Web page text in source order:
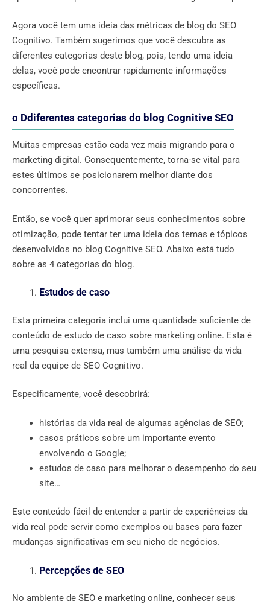
Agora você tem uma ideia das métricas de blog do SEO
Cognitivo. Também sugerimos que você descubra as
diferentes categorias deste blog, pois, tendo uma ideia
delas, você pode encontrar rapidamente informações
específicas.
o Ddiferentes categorias do blog Cognitive SEO
Muitas empresas estão cada vez mais migrando para o
marketing digital. Consequentemente, torna-se vital para
estes últimos se posicionarem melhor diante dos
concorrentes.
Então, se você quer aprimorar seus conhecimentos sobre
otimização, pode tentar ter uma ideia dos temas e tópicos
desenvolvidos no blog Cognitive SEO. Abaixo está tudo
sobre as 4 categorias do blog.
Estudos de caso
Esta primeira categoria inclui uma quantidade suficiente de
conteúdo de estudo de caso sobre marketing online. Esta é
uma pesquisa extensa, mas também uma análise da vida
real da equipe de SEO Cognitivo.
Especificamente, você descobrirá:
histórias da vida real de algumas agências de SEO;
casos práticos sobre um importante evento
envolvendo o Google;
estudos de caso para melhorar o desempenho do seu
site…
Este conteúdo fácil de entender a partir de experiências da
vida real pode servir como exemplos ou bases para fazer
mudanças significativas em seu nicho de negócios.
Percepções de SEO
No ambiente de SEO e marketing online, conhecer seus